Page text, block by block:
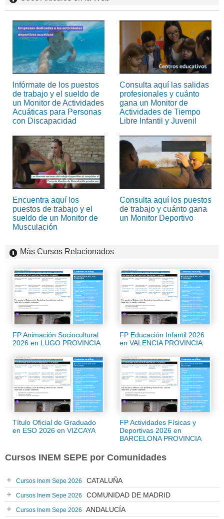
Infórmate de los puestos
de trabajo y el sueldo de
un Monitor de Actividades
Acuáticas para Personas
con Discapacidad
Consulta aquí las salidas
profesionales y cuánto
gana un Monitor de
Actividades de Tiempo
Libre Infantil y Juvenil
Encuentra aquí los
puestos de trabajo y el
sueldo de un Monitor de
Musculación
Consulta aquí los puestos
de trabajo y cuánto gana
un Monitor Deportivo
Más Cursos Relacionados
FP Animación Sociocultural
2026 en LUGO PROVINCIA
FP Educación Infantil 2026
en VALENCIA PROVINCIA
Título Oficial de Graduado
en ESO 2026 en VIZCAYA
FP Actividades Físicas y
Deportivas 2026 en
BARCELONA PROVINCIA
Cursos INEM SEPE por Comunidades
Cursos Inem Sepe 2026 CATALUÑA
Cursos Inem Sepe 2026 COMUNIDAD DE MADRID
Cursos Inem Sepe 2026 ANDALUCÍA